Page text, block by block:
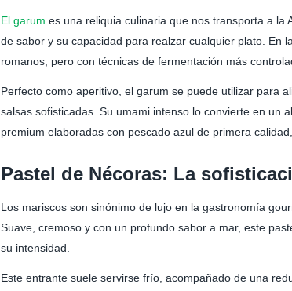
El garum es una reliquia culinaria que nos transporta a la
de sabor y su capacidad para realzar cualquier plato. En
romanos, pero con técnicas de fermentación más
Perfecto como aperitivo, el garum se puede utilizar para
salsas sofisticadas. Su umami intenso lo convierte en un
premium elaboradas con pescado azul de primera
Pastel de Nécoras: La
Los mariscos son sinónimo de lujo en la gastronomía
Suave, cremoso y con un profundo sabor a mar, este
su intensidad.
Este entrante suele servirse frío, acompañado de una